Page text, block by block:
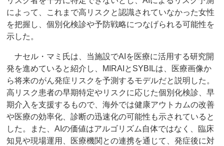
によって、これまで高リスクと認識されていなかった女性
を把握し、個別化検診や予防戦略につなげられる可能性を
示した。
ナセル・マミ氏は、当施設でAIを医療に活用する研究開
発を進めていると紹介し、MIRAIとSYBILは、医療画像か
ら将来のがん発症リスクを予測するモデルだと説明した。
高リスク患者の早期特定やリスクに応じた個別化検診、早
期介入を支援するもので、海外では健康アウトカムの改善
や医療の効率化、診断の迅速化の可能性も示されていると
した。また、AIの価値はアルゴリズム自体ではなく、臨床
知見や現場運用、医療機関との連携を通じて、発症後に対